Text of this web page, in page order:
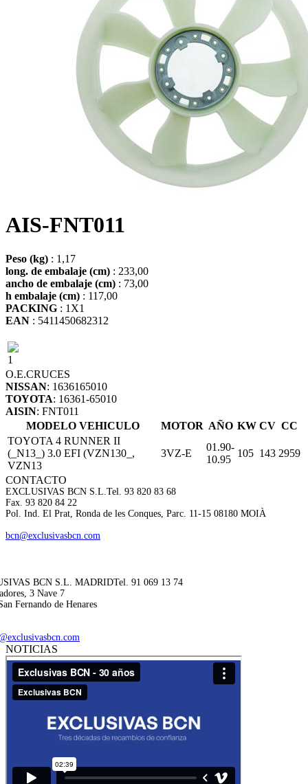
AIS-FNT011
Peso (kg) : 1,17
long. de embalaje (cm) : 233,00
ancho de embalaje (cm) : 73,00
h embalaje (cm) : 117,00
PACKING : 1X1
EAN : 5411450682312
1
O.E.CRUCES
NISSAN: 1636165010
TOYOTA: 16361-65010
AISIN: FNT011
MODELO VEHICULO
MOTOR AÑO KW CV CC
TOYOTA 4 RUNNER II
(_N13_) 3.0 EFI (VZN130_,
VZN13
3VZ-E
01.90-
10.95
105 143 2959
CONTACTO
EXCLUSIVAS BCN S.L. Tel. 93 820 83 68
Fax. 93 820 84 22
Pol. Ind. El Prat, Ronda de les Conques, Parc. 11-15 08180 MOIÀ
bcn@exclusivasbcn.com
BCN S.L. MADRIDTel. 91 069 13 74
3 Nave 7
Fernando de Henares
NOTICIAS